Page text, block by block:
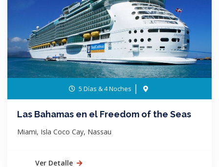
5 Días & 4 Noches
Las Bahamas en el Freedom of the Seas
Miami, Isla Coco Cay, Nassau
Ver Detalle